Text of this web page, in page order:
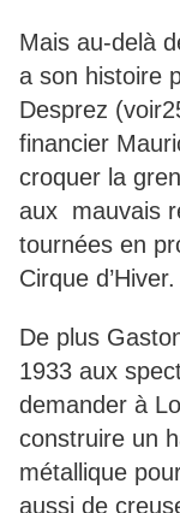
Mais au-delà
a son histoire
Desprez
financier
croquer la
aux mauvais
tournées en
Cirque d’Hiver.
De plus
1933 aux
demander à
construire un
métallique
aussi de